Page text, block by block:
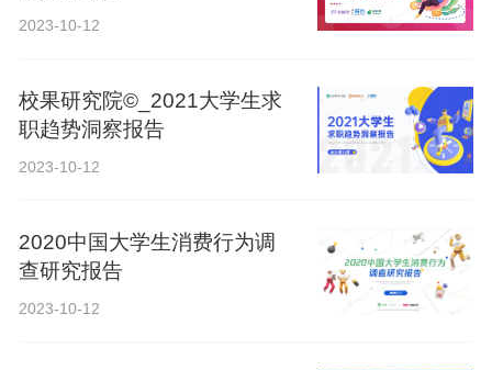
2023-10-12
校果研究院©_2021大学生求
职趋势洞察报告
2023-10-12
2020中国大学生消费行为调
查研究报告
2023-10-12